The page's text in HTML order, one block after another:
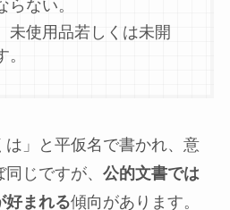
ない。
未使用品若しくは未開
は」と平仮名で書かれ、意
じですが、 公的文書では
好まれる傾向があります。